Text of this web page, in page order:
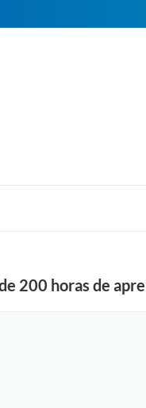
200 horas de